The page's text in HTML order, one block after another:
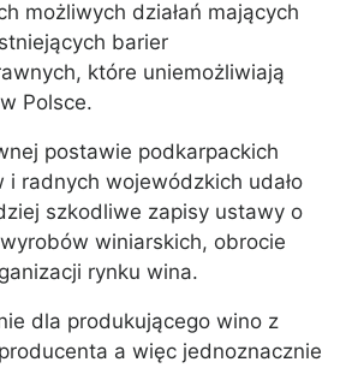
możliwych działań mających
barier
które uniemożliwiają
Polsce.
postawie podkarpackich
i radnych wojewódzkich udało
szkodliwe zapisy ustawy o
winiarskich, obrocie
rynku wina.
dla produkującego wino z
a więc jednoznacznie